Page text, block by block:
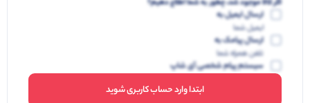
اگر کالا موجود شد، چطور به شما اطلاع دهیم؟
ارسال ایمیل به
ایمیل شما
ارسال پیامک به
تلفن همراه شما
سیستم پیام شخصی آی شاپ
ابتدا وارد حساب کاربری شوید